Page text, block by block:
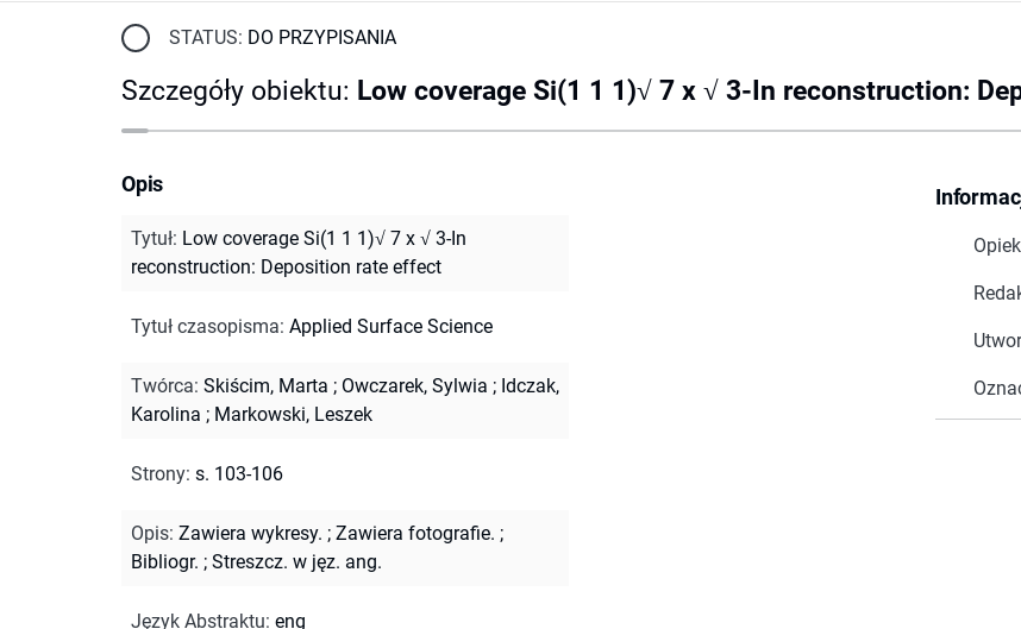
STATUS: DO PRZYPISANIA
Szczegóły obiektu: Low coverage Si(1 1 1)√ 7 x √ 3-In reconstruction:
Opis
Tytuł: Low coverage Si(1 1 1)√ 7 x √ 3-In
reconstruction: Deposition rate effect
Tytuł czasopisma: Applied Surface Science
Twórca: Skiścim, Marta ; Owczarek, Sylwia ; Idczak,
Karolina ; Markowski, Leszek
Strony: s. 103-106
Opis: Zawiera wykresy. ; Zawiera fotografie. ;
Bibliogr. ; Streszcz. w jęz. ang.
Język Abstraktu: eng